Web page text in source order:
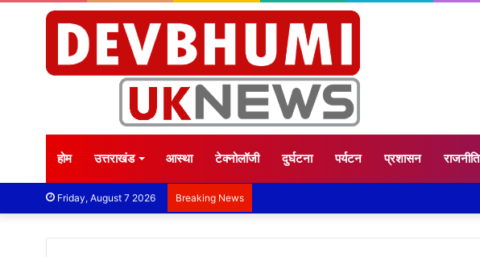
होम उत्तराखंड आस्था टेक्नोलॉजी दुर्घटना पर्यटन प्रशासन राजनीति
Friday, August 7 2026 Breaking News